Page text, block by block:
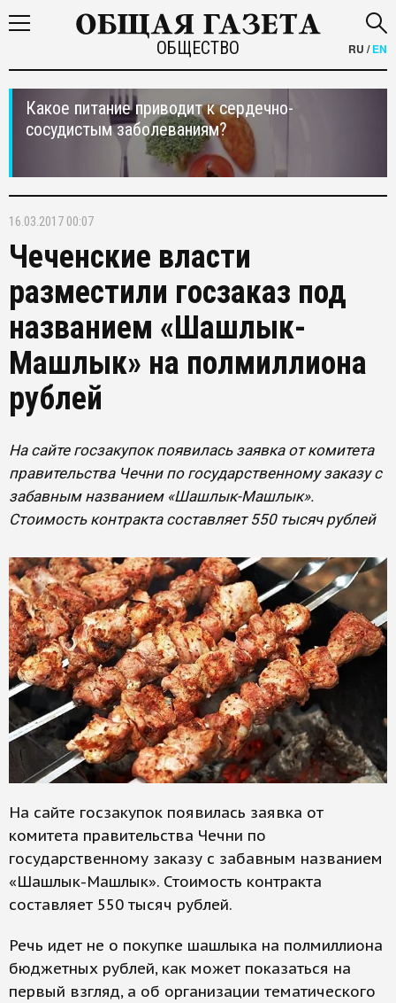
ОБЩЕСТВО RU /EN
Какое питание приводит к сердечно-
сосудистым заболеваниям?
16.03.2017 00:07
Чеченские власти
разместили госзаказ под
названием «Шашлык-
Машлык» на полмиллиона
рублей
На сайте госзакупок появилась заявка от комитета
правительства Чечни по государственному заказу с
забавным названием «Шашлык-Машлык».
Стоимость контракта составляет 550 тысяч рублей
На сайте госзакупок появилась заявка от
комитета правительства Чечни по
государственному заказу с забавным названием
«Шашлык-Машлык». Стоимость контракта
составляет 550 тысяч рублей.
Речь идет не о покупке шашлыка на полмиллиона
бюджетных рублей, как может показаться на
первый взгляд, а об организации тематического